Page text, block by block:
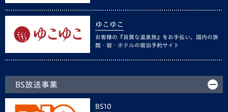
ゆこゆこ
お客様の『良質な温泉旅』をお手伝い。国内の旅
館・宿・ホテルの宿泊予約サイト
BS放送事業
BS10